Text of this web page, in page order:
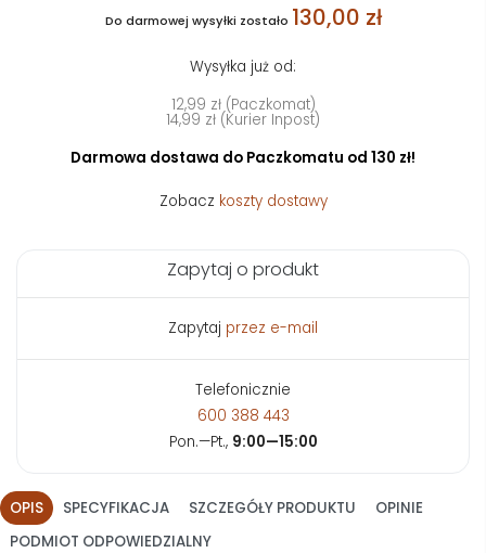
Do darmowej wysyłki zostało 130,00 zł
Wysyłka już od:
12,99 zł (Paczkomat)
14,99 zł (Kurier Inpost)
Darmowa dostawa do Paczkomatu od 130 zł!
Zobacz koszty dostawy
Zapytaj o produkt
Zapytaj przez e-mail
Telefonicznie
600 388 443
Pon.—Pt., 9:00—15:00
OPIS SPECYFIKACJA SZCZEGÓŁY PRODUKTU
OPINIE
PODMIOT ODPOWIEDZIALNY